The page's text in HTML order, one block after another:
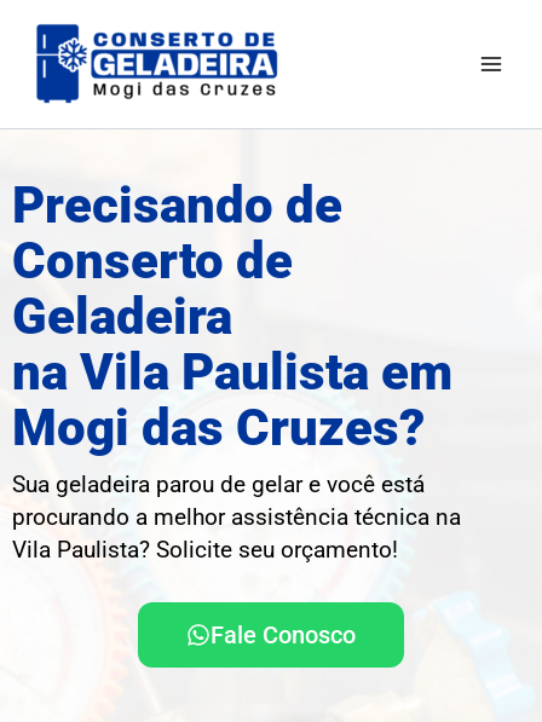
para
Precisando de
Conserto de
Geladeira
na Vila Paulista em
Mogi das Cruzes?
Sua geladeira parou de gelar e você está
procurando a melhor assistência técnica na
Vila Paulista? Solicite seu orçamento!
Fale Conosco